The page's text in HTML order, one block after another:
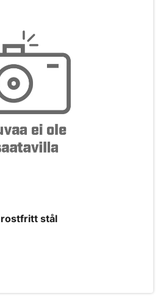
stål